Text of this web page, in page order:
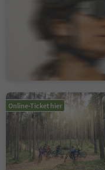
Online-Ticket hier